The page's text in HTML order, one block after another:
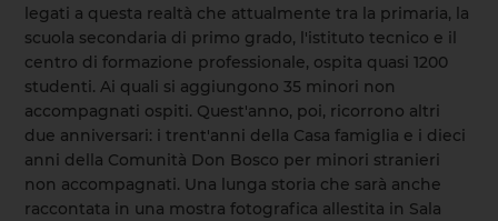
legati a questa realtà che attualmente tra la primaria, la
scuola secondaria di primo grado, l'istituto tecnico e il
centro di formazione professionale, ospita quasi 1200
studenti. Ai quali si aggiungono 35 minori non
accompagnati ospiti. Quest'anno, poi, ricorrono altri
due anniversari: i trent'anni della Casa famiglia e i dieci
anni della Comunità Don Bosco per minori stranieri
non accompagnati. Una lunga storia che sarà anche
raccontata in una mostra fotografica allestita in Sala